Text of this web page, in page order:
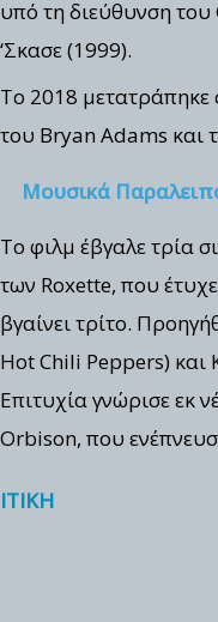
υπό τη διεύθυνση
‘Σκασε (1999).
Το 2018 μετατράπηκε
του Bryan Adams και
Μουσικά
Το φιλμ έβγαλε τρία
των Roxette, που
βγαίνει τρίτο.
Hot Chili Peppers)
Επιτυχία γνώρισε εκ
Orbison, που